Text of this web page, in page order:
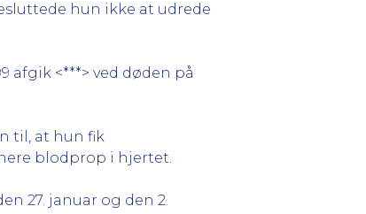
hun ikke at udrede
afgik <***> ved døden på
til, at hun fik
blodprop i hjertet.
27. januar og den 2.